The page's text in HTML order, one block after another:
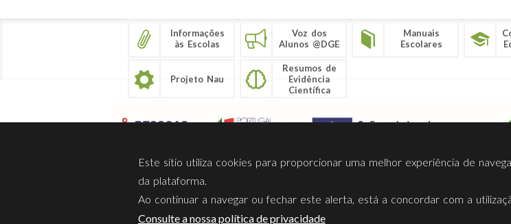
Informações
às Escolas
Voz dos
Alunos @DGE
Manuais
Escolares
Projeto Nau
Resumos de
Evidência
Científica
Sobre Nós Privacidade Termos Utilização Contactos Ligações
Este sítio utiliza cookies para proporcionar uma melhor experiência de
da plataforma.
Ao continuar a navegar ou fechar este alerta, está a concordar com a
Consulte a nossa política de privacidade